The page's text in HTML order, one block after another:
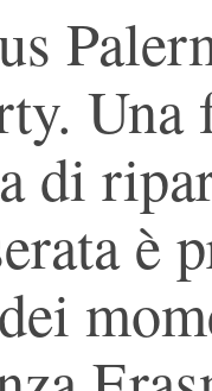
di
è